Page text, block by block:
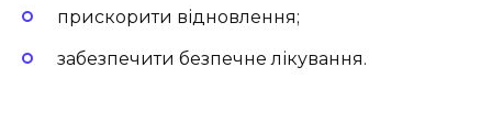
прискорити відновлення;
забезпечити безпечне лікування.